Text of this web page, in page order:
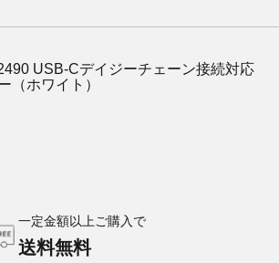
USB-Cデイジーチェーン接続対応
（ホワイト）
一定金額以上ご購入で
送料無料